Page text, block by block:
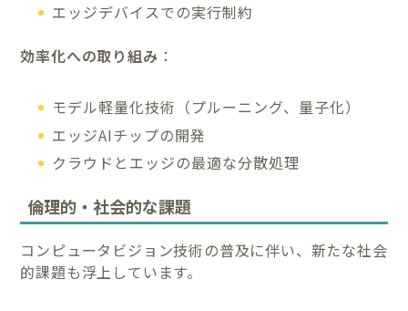
エッジデバイスでの実行制約
効率化への取り組み ：
モデル軽量化技術（プルーニング、量子化）
エッジAIチップの開発
クラウドとエッジの最適な分散処理
倫理的・社会的な課題
コンピュータビジョン技術の普及に伴い、新たな社会
的課題も浮上しています。